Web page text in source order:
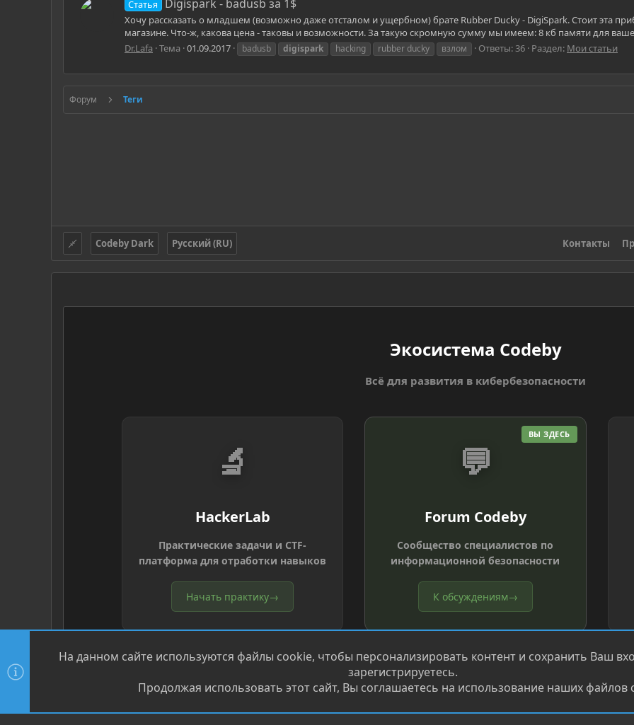
Статья Digispark - badusb за 1$
Хочу рассказать о младшем (возможно даже отсталом и ущербном) брате Rubber Ducky - DigiSpark. Стоит эта
магазине. Что-ж, какова цена - таковы и возможности. За такую скромную сумму мы имеем: 8 кб памяти для
Dr.Lafa Тема 01.09.2017 badusb digispark hacking rubber ducky взлом Ответы: 36 Раздел: Мои статьи
Форум Теги
Codeby Dark Русский (RU) Контакты
Экосистема Codeby
Всё для развития в кибербезопасности
🔬
HackerLab
Практические задачи и CTF-
платформа для отработки навыков
Начать практику→
ВЫ ЗДЕСЬ
💬
Forum Codeby
Сообщество специалистов по
информационной безопасности
К обсуждениям→
Community platform by XenForo ® © 2010-2026 XenForo Ltd. Перевод от Jumuro®
На данном сайте используются файлы cookie, чтобы персонализировать контент и сохранить Ваш
зарегистрируетесь.
Продолжая использовать этот сайт, Вы соглашаетесь на использование наших файлов